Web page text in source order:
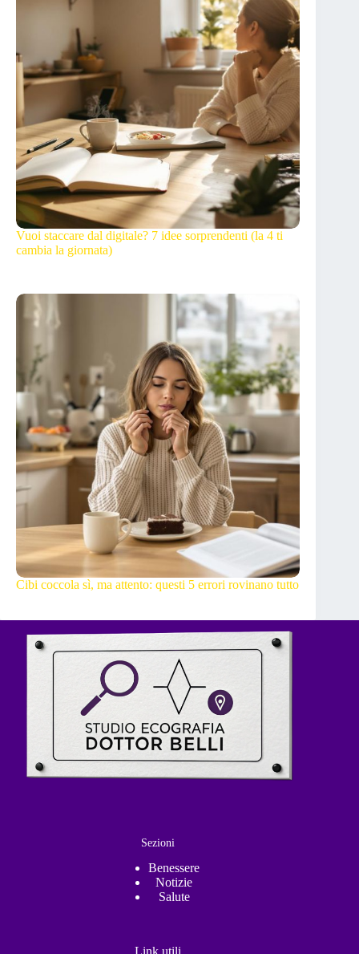
Vuoi staccare dal digitale? 7 idee sorprendenti (la 4 ti
cambia la giornata)
Cibi coccola sì, ma attento: questi 5 errori rovinano tutto
Sezioni
Benessere
Notizie
Salute